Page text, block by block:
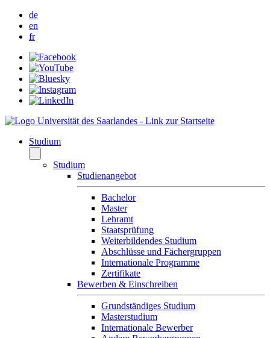
de
en
fr
Studium
Studium
Studienangebot
Bachelor
Master
Lehramt
Staatsprüfung
Weiterbildendes Studium
Abschlüsse und Fächergruppen
Internationale Programme
Zertifikate
Bewerben & Einschreiben
Grundständiges Studium
Masterstudium
Internationale Bewerber